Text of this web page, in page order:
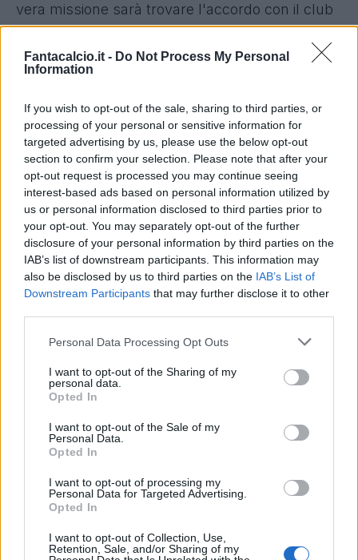
Fantacalcio.it - Do Not Process My Personal
Information
If you wish to opt-out of the sale, sharing to third parties, or
processing of your personal or sensitive information for
targeted advertising by us, please use the below opt-out
section to confirm your selection. Please note that after your
opt-out request is processed you may continue seeing
interest-based ads based on personal information utilized by
us or personal information disclosed to third parties prior to
your opt-out. You may separately opt-out of the further
disclosure of your personal information by third parties on the
IAB’s list of downstream participants. This information may
also be disclosed by us to third parties on the IAB’s List of
Downstream Participants that may further disclose it to other
Personal Data Processing Opt Outs
I want to opt-out of the Sharing of my
personal data.
Opted In
I want to opt-out of the Sale of my
Personal Data.
Opted In
I want to opt-out of processing my
Personal Data for Targeted Advertising.
Opted In
I want to opt-out of Collection, Use,
Retention, Sale, and/or Sharing of my
vera missione sarà trovare l'accordo con il club
belga che avrebbe chiesto circa 20 milioni di
euro per lasciar partire l'ex Maccabi Haifa. Le
parti dovranno trovare un punto di incontro, ma
approdare all'ombra del Vesuvio nei prossimi
mesi.
Autore
Redazione Fantacalcio.it
Leggi anche...